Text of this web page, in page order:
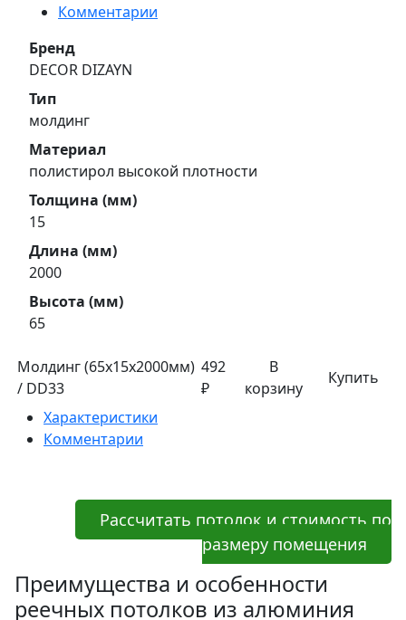
Комментарии
Бренд
DECOR DIZAYN
Тип
молдинг
Материал
полистирол высокой плотности
Толщина (мм)
15
Длина (мм)
2000
Высота (мм)
65
Молдинг (65х15х2000мм)
/ DD33
492
₽
В
корзину
Купить
Характеристики
Комментарии
Рассчитать потолок и стоимость по
размеру помещения
Преимущества и особенности
реечных потолков из алюминия